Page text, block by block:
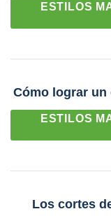
ESTILOS
Cómo lograr
ESTILOS
Los cortes